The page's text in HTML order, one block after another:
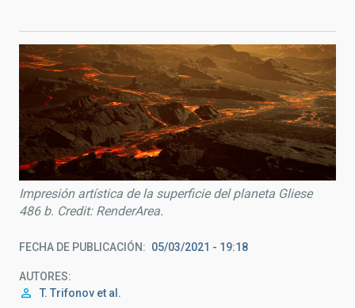
Impresión artística de la superficie del planeta Gliese
486 b. Credit: RenderArea.
FECHA DE PUBLICACIÓN 05/03/2021 - 19:18
AUTORES
T. Trifonov et al.